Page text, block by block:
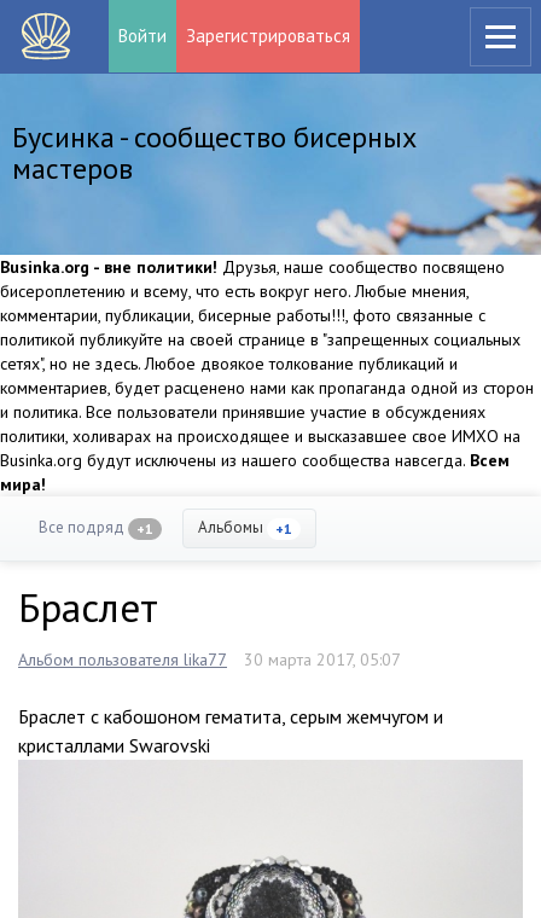
Войти Зарегистрироваться
Бусинка - сообщество бисерных
мастеров
Businka.org - вне политики! Друзья, наше сообщество посвящено
бисероплетению и всему, что есть вокруг него. Любые мнения,
комментарии, публикации, бисерные работы!!!, фото связанные с
политикой публикуйте на своей странице в "запрещенных социальных
сетях", но не здесь. Любое двоякое толкование публикаций и
комментариев, будет расценено нами как пропаганда одной из сторон
и политика. Все пользователи принявшие участие в обсуждениях
политики, холиварах на происходящее и высказавшее свое ИМХО на
Businka.org будут исключены из нашего сообщества навсегда. Всем
мира!
Все подряд +1 Альбомы +1
Браслет
Альбом пользователя lika77 30 марта 2017, 05:07
Браслет с кабошоном гематита, серым жемчугом и
кристаллами Swarovski